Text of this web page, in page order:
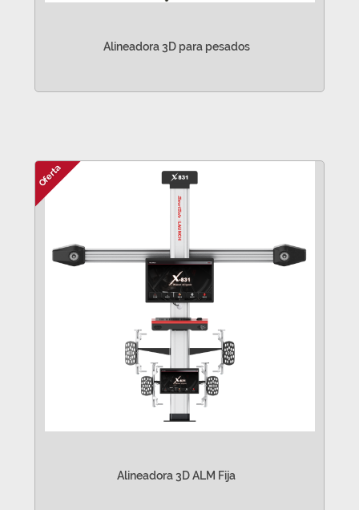
Alineadora 3D para pesados
Oferta
Alineadora 3D ALM Fija